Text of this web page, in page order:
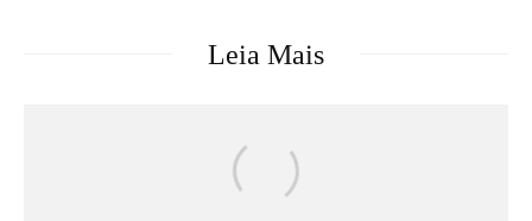
Leia Mais
Rayman Legends Retold será lançado